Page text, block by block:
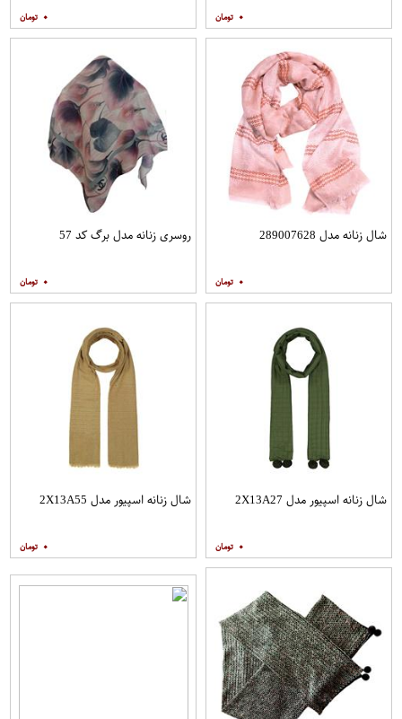
۰ ۰
شال زنانه مدل 289007628
۰
روسری زنانه مدل برگ کد 57
۰
شال زنانه اسپیور مدل 2X13A27
۰
شال زنانه اسپیور مدل 2X13A55
۰